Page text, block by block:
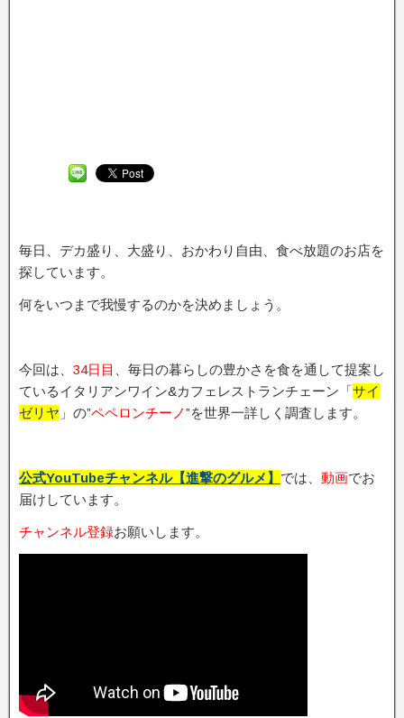
毎日、デカ盛り、大盛り、おかわり自由、食べ放題のお店を
探しています。
何をいつまで我慢するのかを決めましょう。
今回は、 34日目
、毎日の暮らしの豊かさを食を通して提案し
ているイタリアンワイン&カフェレストランチェーン「サイ
ゼリヤ 」の”ペペロンチーノ”を世界一詳しく調査します。
公式YouTubeチャンネル【進撃のグルメ】 では、 動画でお
届けしています。
チャンネル登録お願いします。